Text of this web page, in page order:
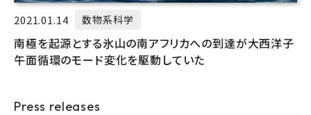
2021.01.14 数物系科学
南極を起源とする氷山の南アフリカへの到達が大西洋子
午面循環のモード変化を駆動していた
Press releases